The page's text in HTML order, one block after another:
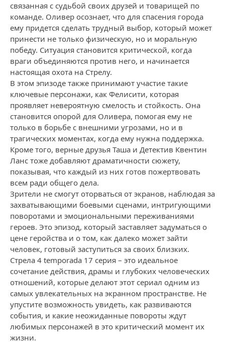
связанная с судьбой своих друзей и товарищей по
команде. Оливер осознает, что для спасения города
ему придется сделать трудный выбор, который может
принести не только физическую, но и моральную
победу. Ситуация становится критической, когда
враги объединяются против него, и начинается
настоящая охота на Стрелу.
В этом эпизоде также принимают участие такие
ключевые персонажи, как Фелисити, которая
проявляет невероятную смелость и стойкость. Она
становится опорой для Оливера, помогая ему не
только в борьбе с внешними угрозами, но и в
трагических моментах, когда ему нужна поддержка.
Кроме того, верные друзья Таша и Детектив Квентин
Ланс тоже добавляют драматичности сюжету,
показывая, что каждый из них готов пожертвовать
всем ради общего дела.
Зрители не смогут оторваться от экранов, наблюдая за
захватывающими боевыми сценами, интригующими
поворотами и эмоциональными переживаниями
героев. Это эпизод, который заставляет задуматься о
цене геройства и о том, как далеко может зайти
человек, готовый заступиться за своих близких.
Стрела 4 temporada 17 серия – это идеальное
сочетание действия, драмы и глубоких человеческих
отношений, которые делают этот сериал одним из
самых увлекательных на экранном пространстве. Не
упустите возможность увидеть, как развиваются
события, и какие неожиданные повороты ждут
любимых персонажей в это критический момент их
жизни.